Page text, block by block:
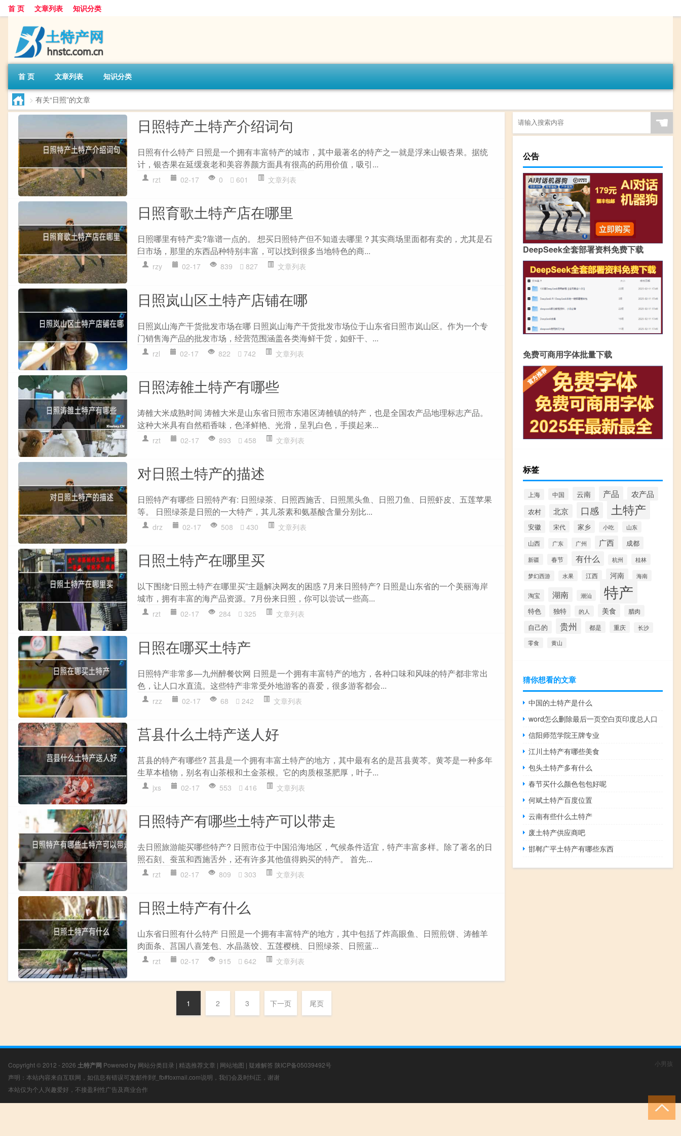
首 页 文章列表 知识分类
首 页 文章列表 知识分类
> 有关“日照”的文章
日照特产土特产介绍词句
日照有什么特产 日照是一个拥有丰富特产的城市，其中最著名的特产之一就是浮来山银杏果。据统
计，银杏果在延缓衰老和美容养颜方面具有很高的药用价值，吸引...
rzt 02-17 0 601 文章列表
日照育歌土特产店在哪里
日照哪里有特产卖?靠谱一点的。 想买日照特产但不知道去哪里？其实商场里面都有卖的，尤其是石
臼市场，那里的东西品种特别丰富，可以找到很多当地特色的商...
rzy 02-17 839 827 文章列表
日照岚山区土特产店铺在哪
日照岚山海产干货批发市场在哪 日照岚山海产干货批发市场位于山东省日照市岚山区。作为一个专
门销售海产品的批发市场，经营范围涵盖各类海鲜干货，如虾干、...
rzl 02-17 822 742 文章列表
日照涛雒土特产有哪些
涛雒大米成熟时间 涛雒大米是山东省日照市东港区涛雒镇的特产，也是全国农产品地理标志产品。
这种大米具有自然稻香味，色泽鲜艳、光滑，呈乳白色，手摸起来...
rzt 02-17 893 458 文章列表
对日照土特产的描述
日照特产有哪些 日照特产有: 日照绿茶、日照西施舌、日照黑头鱼、日照刀鱼、日照虾皮、五莲苹果
等。 日照绿茶是日照的一大特产，其儿茶素和氨基酸含量分别比...
drz 02-17 508 430 文章列表
日照土特产在哪里买
以下围绕“日照土特产在哪里买”主题解决网友的困惑 7月来日照特产? 日照是山东省的一个美丽海岸
城市，拥有丰富的海产品资源。7月份来日照，你可以尝试一些高...
rzt 02-17 284 325 文章列表
日照在哪买土特产
日照特产非常多—九州醉餐饮网 日照是一个拥有丰富特产的地方，各种口味和风味的特产都非常出
色，让人口水直流。这些特产非常受外地游客的喜爱，很多游客都会...
rzz 02-17 68 242 文章列表
莒县什么土特产送人好
莒县的特产有哪些? 莒县是一个拥有丰富土特产的地方，其中最有名的是莒县黄芩。黄芩是一种多年
生草本植物，别名有山茶根和土金茶根。它的肉质根茎肥厚，叶子...
jxs 02-17 553 416 文章列表
日照特产有哪些土特产可以带走
去日照旅游能买哪些特产? 日照市位于中国沿海地区，气候条件适宜，特产丰富多样。除了著名的日
照石刻、蚕茧和西施舌外，还有许多其他值得购买的特产。 首先...
rzt 02-17 809 303 文章列表
日照土特产有什么
山东省日照有什么特产 日照是一个拥有丰富特产的地方，其中包括了炸高眼鱼、日照煎饼、涛雒羊
肉面条、莒国八喜笼包、水晶蒸饺、五莲樱桃、日照绿茶、日照蓝...
rzt 02-17 915 642 文章列表
1 2 3 下一页 尾页
☚
公告
DeepSeek全套部署资料免费下载
免费可商用字体批量下载
标签
上海 中国 云南 产品 农产品
农村 北京 口感 土特产
安徽 宋代 家乡 小吃 山东
山西 广东 广州 广西 成都
新疆 春节 有什么 杭州 桂林
梦幻西游 水果 江西 河南 海南
淘宝 湖南 潮汕 特产
特色 独特 的人 美食 腊肉
自己的 贵州 都是 重庆
长沙
零食
黄山
猜你想看的文章
中国的土特产是什么
word怎么删除最后一页空白页印度总人口
信阳师范学院王牌专业
江川土特产有哪些美食
包头土特产多有什么
春节买什么颜色包包好呢
何斌土特产百度位置
云南有些什么土特产
废土特产供应商吧
邯郸广平土特产有哪些东西
Copyright © 2012 - 2026 土特产网 Powered by 网站分类目录 | 精选推荐文章 | 网站地图 | 疑难解答 陕ICP备05039492号
声明：本站内容来自互联网，如信息有错误可发邮件到f_fb#foxmail.com说明，我们会及时纠正，谢谢
本站仅为个人兴趣爱好，不接盈利性广告及商业合作
小男孩